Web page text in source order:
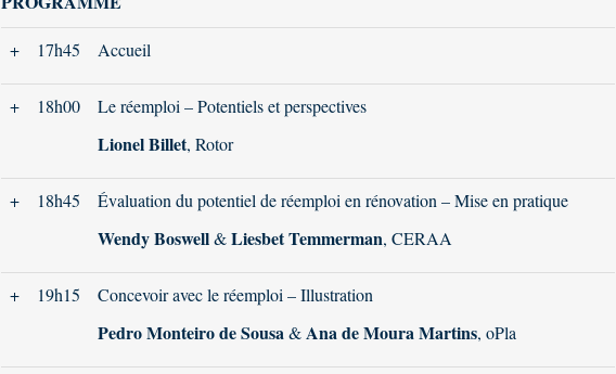
+ 17h45 Accueil
+ 18h00 Le réemploi – Potentiels et perspectives
Lionel Billet, Rotor
+ 18h45 Évaluation du potentiel de réemploi en rénovation – Mise en pratique
Wendy Boswell&LiesbetTemmerman, CERAA
+ 19h15 Concevoir avec le réemploi – Illustration
Pedro Monteiro de Sousa &Ana de Moura Martins, oPla